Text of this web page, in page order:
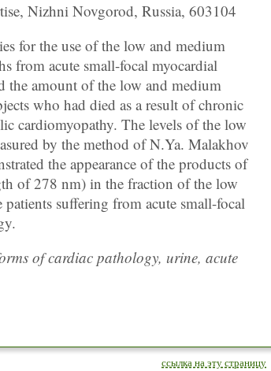
Nizhni Novgorod, Russia, 603104
for the use of the low and medium
from acute small-focal myocardial
the amount of the low and medium
who had died as a result of chronic
cardiomyopathy. The levels of the low
by the method of N.Ya. Malakhov
the appearance of the products of
of 278 nm) in the fraction of the low
suffering from acute small-focal
of cardiac pathology, urine, acute
ссылка на эту страницу